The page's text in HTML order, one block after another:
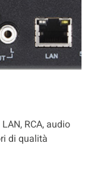
RCA, audio
di qualità